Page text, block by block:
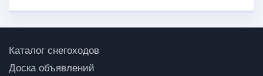
Каталог снегоходов
Доска объявлений